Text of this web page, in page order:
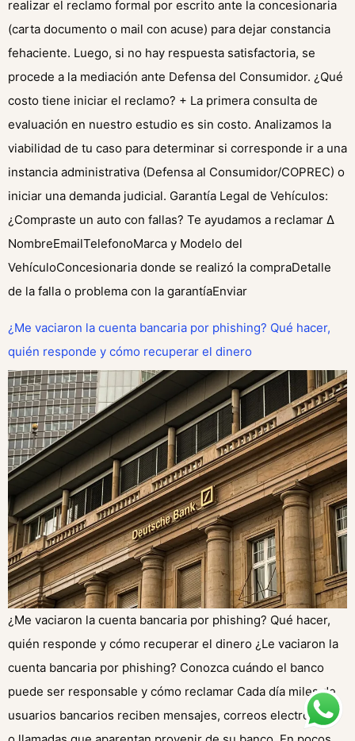
realizar el reclamo formal por escrito ante la concesionaria
(carta documento o mail con acuse) para dejar constancia
fehaciente. Luego, si no hay respuesta satisfactoria, se
procede a la mediación ante Defensa del Consumidor. ¿Qué
costo tiene iniciar el reclamo? + La primera consulta de
evaluación en nuestro estudio es sin costo. Analizamos la
viabilidad de tu caso para determinar si corresponde ir a una
instancia administrativa (Defensa al Consumidor/COPREC) o
iniciar una demanda judicial. Garantía Legal de Vehículos:
¿Compraste un auto con fallas? Te ayudamos a reclamar​ Δ
NombreEmailTelefonoMarca y Modelo del
VehículoConcesionaria donde se realizó la compraDetalle
de la falla o problema con la garantíaEnviar
¿Me vaciaron la cuenta bancaria por phishing? Qué hacer,
quién responde y cómo recuperar el dinero
¿Me vaciaron la cuenta bancaria por phishing? Qué hacer,
quién responde y cómo recuperar el dinero ¿Le vaciaron la
cuenta bancaria por phishing? Conozca cuándo el banco
puede ser responsable y cómo reclamar Cada día miles de
usuarios bancarios reciben mensajes, correos electrónicos